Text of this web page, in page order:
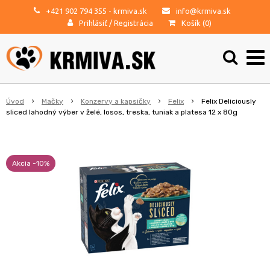
+421 902 794 355 - krmiva.sk
info@krmiva.sk
Prihlásiť / Registrácia Košík (0)
Úvod Mačky Konzervy a kapsičky Felix
Felix Deliciously
sliced lahodný výber v želé, losos, treska, tuniak a platesa 12 x 80g
Akcia -10%